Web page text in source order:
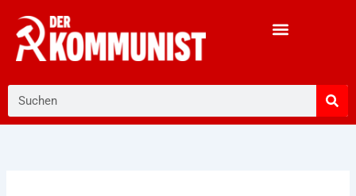
Inhalt
springen